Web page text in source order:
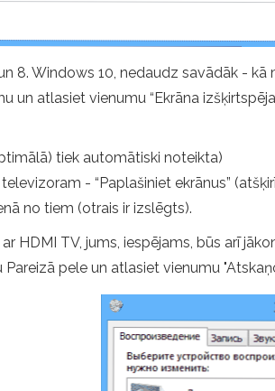
8. Windows 10, nedaudz savādāk -
un atlasiet vienumu “Ekrāna
tiek automātiski noteikta)
- “Paplašiniet ekrānus”
no tiem (otrais ir izslēgts).
HDMI TV, jums, iespējams, būs arī
pele un atlasiet vienumu